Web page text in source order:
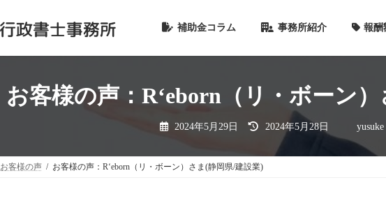
補助金コラム 事務所紹介 報酬
お客様の声：R‘eborn（リ・ボーン
2024年5月29日
終
日
2024年5月28日
お客様の声 お客様の声：R‘eborn（リ・ボーン）さま(静岡県/建設業)